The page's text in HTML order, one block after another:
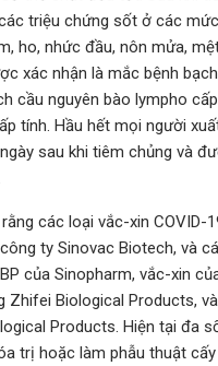
triệu chứng sốt ở các
ho, nhức đầu, nôn mửa,
xác nhận là mắc bệnh
cầu nguyên bào lympho
tính. Hầu hết mọi người
sau khi tiêm chủng và
các loại vắc-xin COVID-
ty Sinovac Biotech, và
của Sinopharm, vắc-xin
Zhifei Biological Products,
Products. Hiện tại đa
trị hoặc làm phẫu thuật